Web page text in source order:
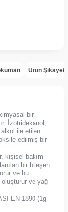
Ürün Şikayet
bir
İzotridekanol,
alkol ile etilen
edilmiş bir
kişisel bakım
bir bileşen
ve bu
oluşturur ve yağ
EN 1890 (1g